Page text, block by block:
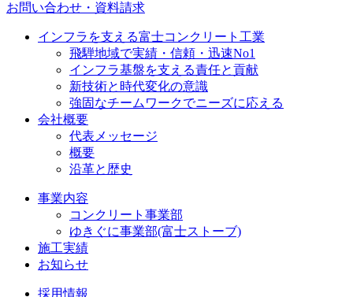
お問い合わせ・資料請求
インフラを支える富士コンクリート工業
飛騨地域で実績・信頼・迅速No1
インフラ基盤を支える責任と貢献
新技術と時代変化の意識
強固なチームワークでニーズに応える
会社概要
代表メッセージ
概要
沿革と歴史
事業内容
コンクリート事業部
ゆきぐに事業部(富士ストーブ)
施工実績
お知らせ
採用情報